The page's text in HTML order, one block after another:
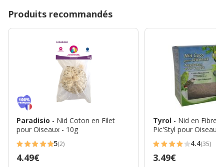
Produits recommandés
Paradisio - Nid Coton en Filet
pour Oiseaux - 10g
5
étoiles
5(2)
Prix
4.49€
Tyrol - Nid en Fibres
Pic'Styl pour Oiseaux
4.4
étoiles
4.4(35)
Prix
3.49€